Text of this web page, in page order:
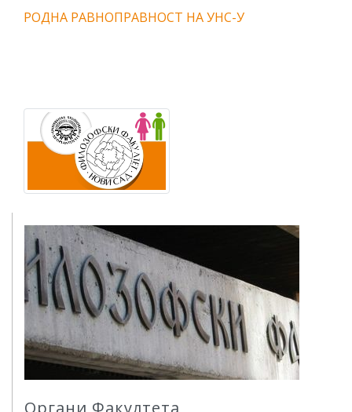
Органи Факултета
РОДНА РАВНОПРАВНОСТ НА УНС-У